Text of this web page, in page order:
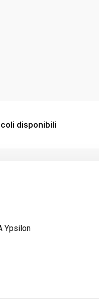
disponibili